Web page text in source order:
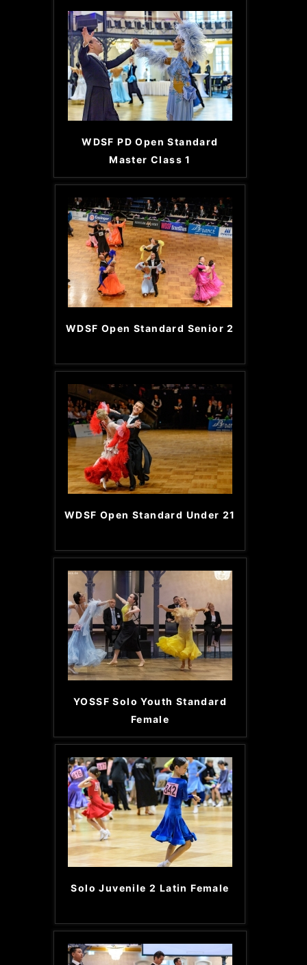
WDSF PD Open Standard
Master Class 1
WDSF Open Standard Senior 2
WDSF Open Standard Under 21
YOSSF Solo Youth Standard
Female
Solo Juvenile 2 Latin Female